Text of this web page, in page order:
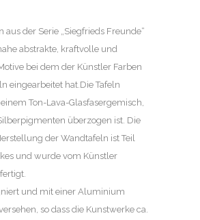
aus der Serie „Siegfrieds Freunde“
abstrakte, kraftvolle und
bei dem der Künstler Farben
eingearbeitet hat.Die Tafeln
Ton-Lava-Glasfasergemisch,
überzogen ist. Die
der Wandtafeln ist Teil
und wurde vom Künstler
und mit einer Aluminium
so dass die Kunstwerke ca.